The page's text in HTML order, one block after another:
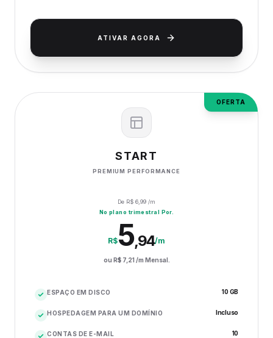
ATIVAR AGORA
OFERTA
START
PREMIUM PERFORMANCE
De R$ 6,99 /m
No plano trimestral Por.
R$5,94/m
ou R$ 7,21 /m Mensal.
ESPAÇO EM DISCO 10 GB
HOSPEDAGEM PARA UM DOMÍNIO Incluso
CONTAS DE E-MAIL 10